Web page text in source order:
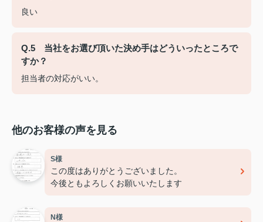
良い
Q.5 当社をお選び頂いた決め手はどういったところで
すか？
担当者の対応がいい。
他のお客様の声を見る
S様
この度はありがとうございました。
今後ともよろしくお願いいたします
N様